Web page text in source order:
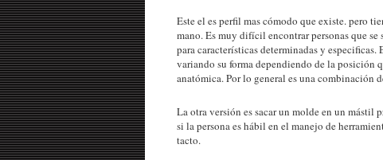
Este el es perfil mas cómodo que existe. pero
mano. Es muy difícil encontrar personas que
para características determinadas y
variando su forma dependiendo de la posición
anatómica. Por lo general es una combinación
La otra versión es sacar un molde en un mástil
si la persona es hábil en el manejo de
tacto.